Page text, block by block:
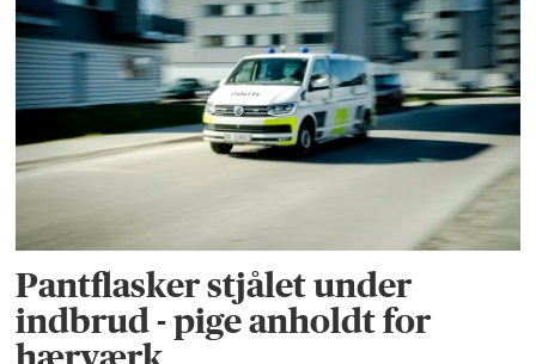
Pantflasker stjålet under
indbrud - pige anholdt for
hærværk